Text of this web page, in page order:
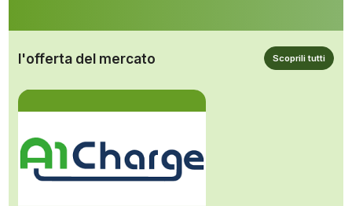
l'offerta del mercato Scoprili tutti